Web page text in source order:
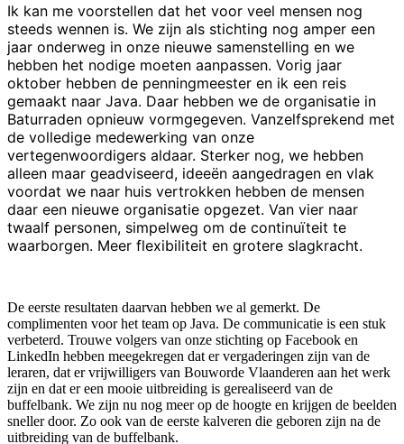
Ik kan me voorstellen dat het voor veel mensen nog
steeds wennen is. We zijn als stichting nog amper een
jaar onderweg in onze nieuwe samenstelling en we
hebben het nodige moeten aanpassen. Vorig jaar
oktober hebben de penningmeester en ik een reis
gemaakt naar Java. Daar hebben we de organisatie in
Baturraden opnieuw vormgegeven. Vanzelfsprekend met
de volledige medewerking van onze
vertegenwoordigers aldaar. Sterker nog, we hebben
alleen maar geadviseerd, ideeën aangedragen en vlak
voordat we naar huis vertrokken hebben de mensen
daar een nieuwe organisatie opgezet. Van vier naar
twaalf personen, simpelweg om de continuïteit te
waarborgen. Meer flexibiliteit en grotere slagkracht.
De eerste resultaten daarvan hebben we al gemerkt. De
complimenten voor het team op Java. De communicatie is een stuk
verbeterd. Trouwe volgers van onze stichting op Facebook en
LinkedIn hebben meegekregen dat er vergaderingen zijn van de
leraren, dat er vrijwilligers van Bouworde Vlaanderen aan het werk
zijn en dat er een mooie uitbreiding is gerealiseerd van de
buffelbank. We zijn nu nog meer op de hoogte en krijgen de beelden
sneller door. Zo ook van de eerste kalveren die geboren zijn na de
uitbreiding van de buffelbank.